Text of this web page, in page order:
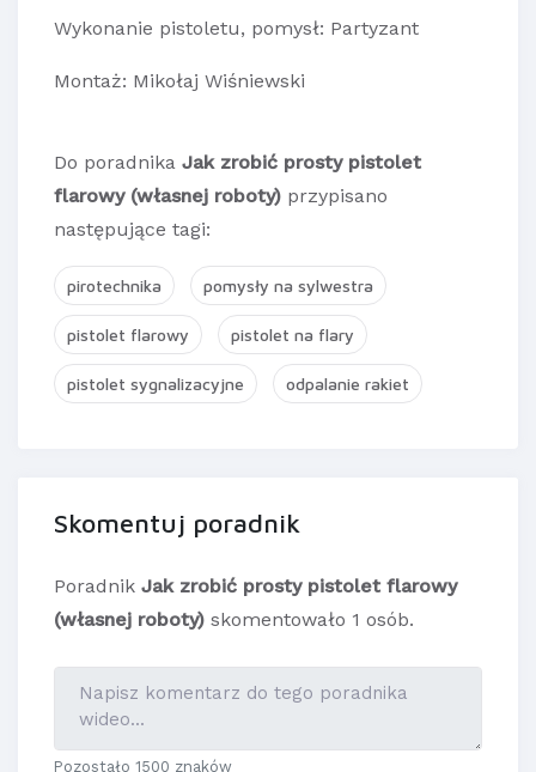
Wykonanie pistoletu, pomysł: Partyzant
Montaż: Mikołaj Wiśniewski
Do poradnika Jak zrobić prosty pistolet
flarowy (własnej roboty) przypisano
następujące tagi:
pirotechnika pomysły na sylwestra
pistolet flarowy pistolet na flary
pistolet sygnalizacyjne odpalanie rakiet
Skomentuj poradnik
Poradnik Jak zrobić prosty pistolet flarowy
(własnej roboty) skomentowało 1 osób.
Pozostało 1500 znaków